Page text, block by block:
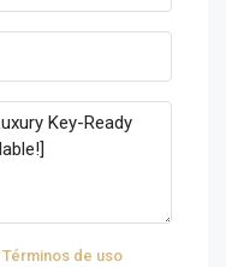
Términos de uso